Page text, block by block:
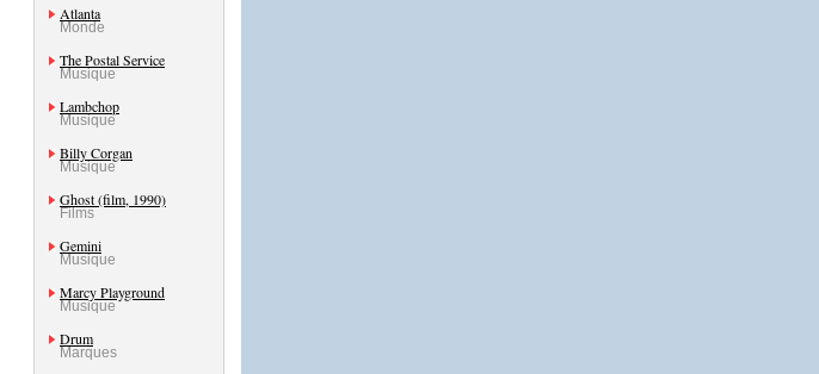
Atlanta
Monde
The Postal Service
Musique
Lambchop
Musique
Billy Corgan
Musique
Ghost (film, 1990)
Films
Gemini
Musique
Marcy Playground
Musique
Drum
Marques